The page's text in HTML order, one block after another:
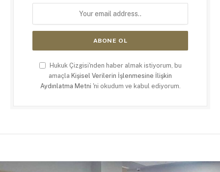
Hukuk Çizgisi'nden haber almak istiyorum, bu
amaçla Kişisel Verilerin İşlenmesine İlişkin
Aydınlatma Metni 'ni okudum ve kabul ediyorum.